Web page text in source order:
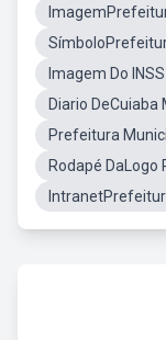
Imagem Do
Diario DeCuiaba
Prefeitura
Rodapé